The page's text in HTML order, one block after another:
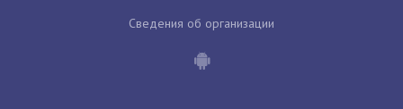
Сведения об организации